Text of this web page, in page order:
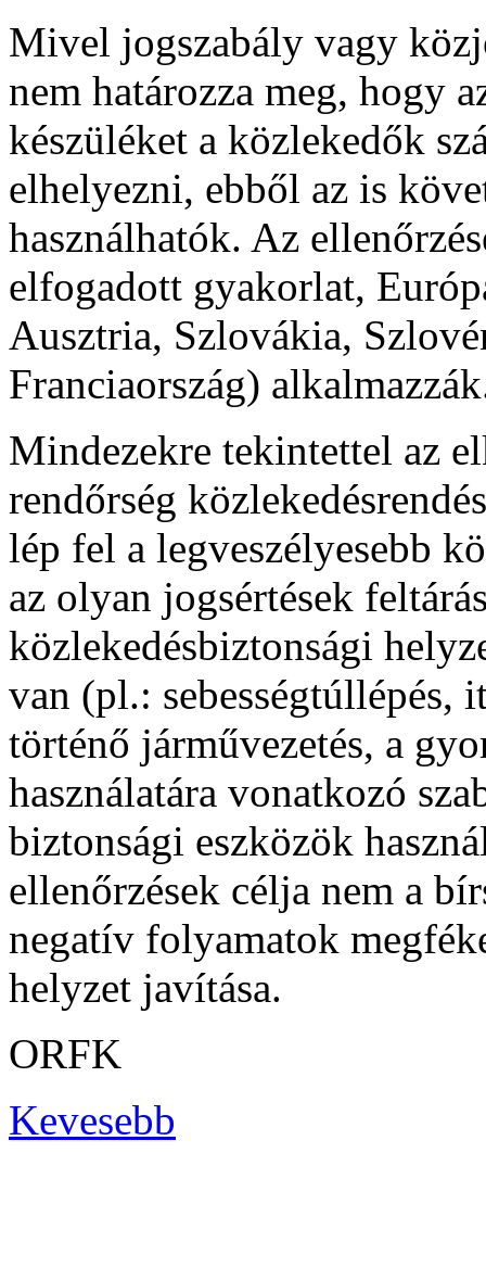
Mivel jogszabály vagy
nem határozza meg, hogy
készüléket a közlekedők
elhelyezni, ebből az is
használhatók. Az
elfogadott gyakorlat,
Ausztria, Szlovákia,
Franciaország)
Mindezekre tekintettel az
rendőrség
lép fel a legveszélyesebb
az olyan jogsértések
közlekedésbiztonsági
van (pl.: sebességtúllépés,
történő járművezetés, a
használatára vonatkozó
biztonsági eszközök
ellenőrzések célja nem a
negatív folyamatok
helyzet javítása.
ORFK
Kevesebb